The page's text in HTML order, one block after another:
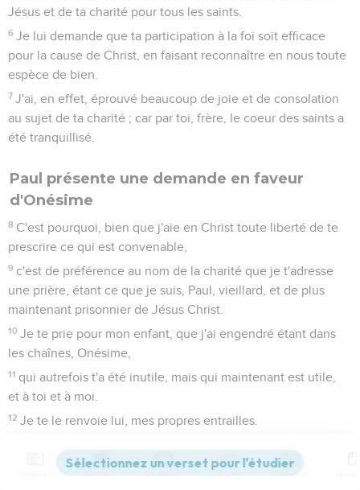
Jésus et de ta charité pour tous les saints.
6 Je lui demande que ta participation à la foi soit efficace
pour la cause de Christ, en faisant reconnaître en nous toute
espèce de bien.
7 J'ai, en effet, éprouvé beaucoup de joie et de consolation
au sujet de ta charité ; car par toi, frère, le coeur des saints a
été tranquillisé.
Paul présente une demande en faveur
d'Onésime
8 C'est pourquoi, bien que j'aie en Christ toute liberté de te
prescrire ce qui est convenable,
9 c'est de préférence au nom de la charité que je t'adresse
une prière, étant ce que je suis, Paul, vieillard, et de plus
maintenant prisonnier de Jésus Christ.
10 Je te prie pour mon enfant, que j'ai engendré étant dans
les chaînes, Onésime,
11 qui autrefois t'a été inutile, mais qui maintenant est utile,
et à toi et à moi.
12 Je te le renvoie lui, mes propres entrailles.
à ta place, pendant que je suis dans les chaînes pour
Versions Commentaires Strong